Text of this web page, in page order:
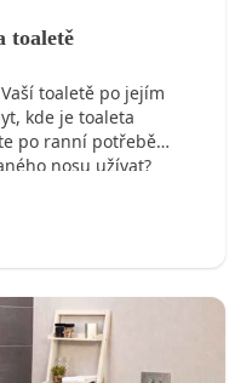
toaletě
toaletě po jejím
kde je toaleta
po ranní potřebě
nosu užívat?
Odsávejte zápach